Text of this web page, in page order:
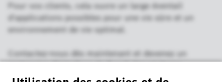
Pour vos clients, cela ouvre un large éventail
d'applications possibles pour une vie sûre et un
environnement de vie optimal.
Contactez-nous dès maintenant et devenez un